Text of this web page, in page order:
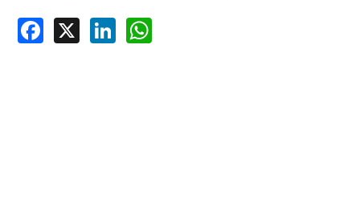
Facebook
X LinkedIn